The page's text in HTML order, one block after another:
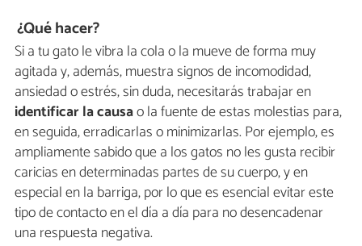
¿Qué hacer?
Si a tu gato le vibra la cola o la mueve de forma muy
agitada y, además, muestra signos de incomodidad,
ansiedad o estrés, sin duda, necesitarás trabajar en
identificar la causao la fuente de estas molestias para,
en seguida, erradicarlas o minimizarlas. Por ejemplo, es
ampliamente sabido que a los gatos no les gusta recibir
caricias en determinadas partes de su cuerpo, y en
especial en la barriga, por lo que es esencial evitar este
tipo de contacto en el día a día para no desencadenar
una respuesta negativa.